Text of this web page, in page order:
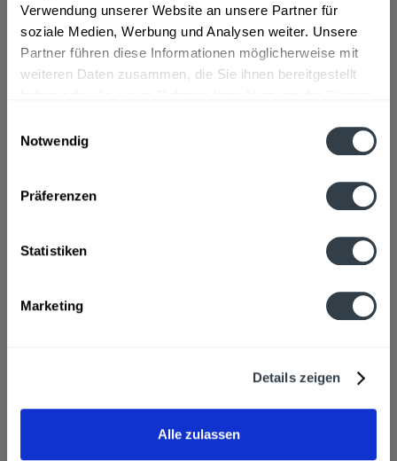
Verwendung unserer Website an unsere Partner für
soziale Medien, Werbung und Analysen weiter. Unsere
Partner führen diese Informationen möglicherweise mit
weiteren Daten zusammen, die Sie ihnen bereitgestellt
Notwendig
Präferenzen
Statistiken
Marketing
Details zeigen
Alle zulassen
"Gösser Märzen Blade 8l"
Flaschengröße:
0,2 - 0,33 l
Fragen zum Artikel?
Wasser, GERSTENMALZ, Hopfen, Hopfenextrakt
Anmerkung: Sofern Allergene vorhanden sind, sind diese
Brau Union Österreich AG, Poschacherstraße 35, 4020 Linz,
Brau Union Österreich AG, Poschacherstraße 35, 4020 Linz,
Austria
Nährwertangaben
mehr